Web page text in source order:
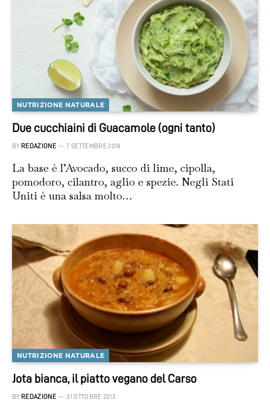
NUTRIZIONE NATURALE
Due cucchiaini di Guacamole (ogni tanto)
BY REDAZIONE 7 SETTEMBRE 2018
La base è l’Avocado, succo di lime, cipolla,
pomodoro, cilantro, aglio e spezie. Negli Stati
Uniti è una salsa molto…
NUTRIZIONE NATURALE
Jota bianca, il piatto vegano del Carso
BY REDAZIONE 31 OTTOBRE 2013